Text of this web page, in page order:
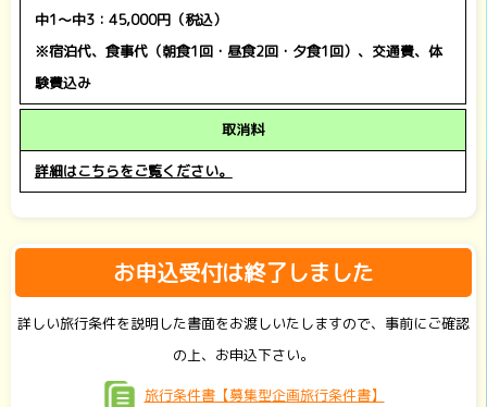
中1～中3：45,000円（税込）
※宿泊代、食事代（朝食1回・昼食2回・夕食1回）、交通費、体
験費込み
取消料
詳細はこちらをご覧ください。
お申込受付は終了しました
詳しい旅行条件を説明した書面をお渡しいたしますので、事前にご確認
の上、お申込下さい。
旅行条件書【募集型企画旅行条件書】